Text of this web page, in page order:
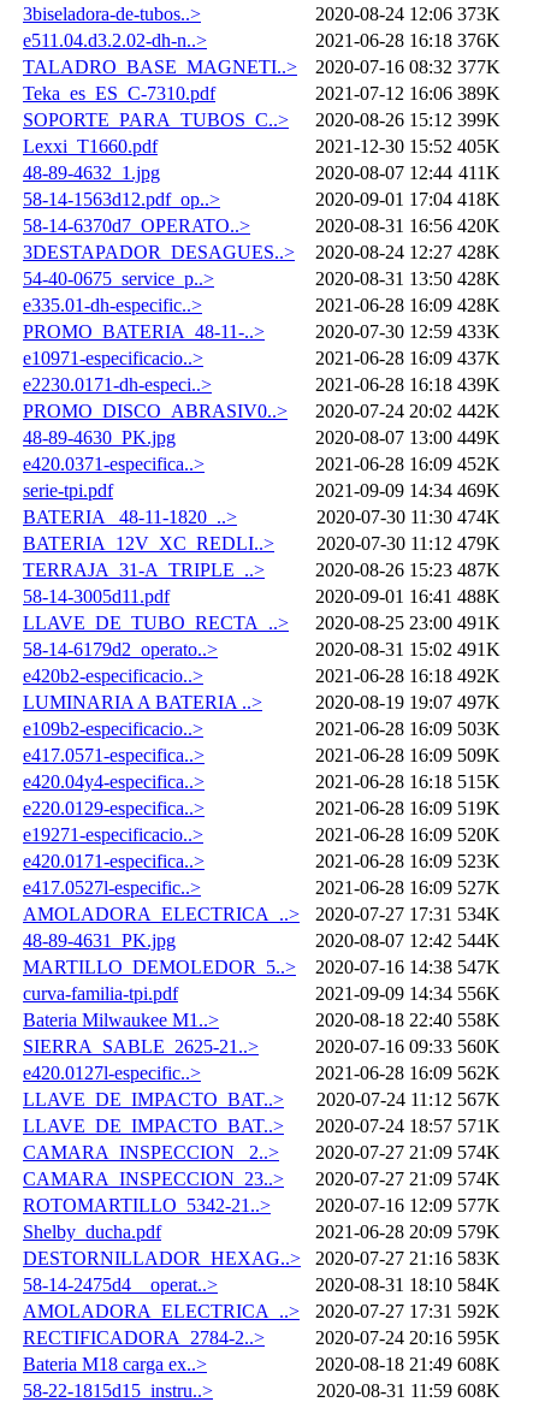
3biseladora-de-tubos..>
2020-08-24 12:06 373K
e511.04.d3.2.02-dh-n..>
2021-06-28 16:18 376K
TALADRO_BASE_MAGNETI..>
2020-07-16 08:32 377K
Teka_es_ES_C-7310.pdf
2021-07-12 16:06 389K
SOPORTE_PARA_TUBOS_C..>
2020-08-26 15:12 399K
Lexxi_T1660.pdf
2021-12-30 15:52 405K
48-89-4632_1.jpg
2020-08-07 12:44 411K
58-14-1563d12.pdf_op..>
2020-09-01 17:04 418K
58-14-6370d7_OPERATO..>
2020-08-31 16:56 420K
3DESTAPADOR_DESAGUES..>
2020-08-24 12:27 428K
54-40-0675_service_p..>
2020-08-31 13:50 428K
e335.01-dh-especific..>
2021-06-28 16:09 428K
PROMO_BATERIA_48-11-..>
2020-07-30 12:59 433K
e10971-especificacio..>
2021-06-28 16:09 437K
e2230.0171-dh-especi..>
2021-06-28 16:18 439K
PROMO_DISCO_ABRASIV0..>
2020-07-24 20:02 442K
48-89-4630_PK.jpg
2020-08-07 13:00 449K
e420.0371-especifica..>
2021-06-28 16:09 452K
serie-tpi.pdf
2021-09-09 14:34 469K
BATERIA _48-11-1820_..>
2020-07-30 11:30 474K
BATERIA_12V_XC_REDLI..>
2020-07-30 11:12 479K
TERRAJA_31-A_TRIPLE_..>
2020-08-26 15:23 487K
58-14-3005d11.pdf
2020-09-01 16:41 488K
LLAVE_DE_TUBO_RECTA_..>
2020-08-25 23:00 491K
58-14-6179d2_operato..>
2020-08-31 15:02 491K
e420b2-especificacio..>
2021-06-28 16:18 492K
LUMINARIA A BATERIA ..>
2020-08-19 19:07 497K
e109b2-especificacio..>
2021-06-28 16:09 503K
e417.0571-especifica..>
2021-06-28 16:09 509K
e420.04y4-especifica..>
2021-06-28 16:18 515K
e220.0129-especifica..>
2021-06-28 16:09 519K
e19271-especificacio..>
2021-06-28 16:09 520K
e420.0171-especifica..>
2021-06-28 16:09 523K
e417.0527l-especific..>
2021-06-28 16:09 527K
AMOLADORA_ELECTRICA_..>
2020-07-27 17:31 534K
48-89-4631_PK.jpg
2020-08-07 12:42 544K
MARTILLO_DEMOLEDOR_5..>
2020-07-16 14:38 547K
curva-familia-tpi.pdf
2021-09-09 14:34 556K
Bateria Milwaukee M1..>
2020-08-18 22:40 558K
SIERRA_SABLE_2625-21..>
2020-07-16 09:33 560K
e420.0127l-especific..>
2021-06-28 16:09 562K
LLAVE_DE_IMPACTO_BAT..>
2020-07-24 11:12 567K
LLAVE_DE_IMPACTO_BAT..>
2020-07-24 18:57 571K
CAMARA_INSPECCION_ 2..>
2020-07-27 21:09 574K
CAMARA_INSPECCION_23..>
2020-07-27 21:09 574K
ROTOMARTILLO_5342-21..>
2020-07-16 12:09 577K
Shelby_ducha.pdf
2021-06-28 20:09 579K
DESTORNILLADOR_HEXAG..>
2020-07-27 21:16 583K
58-14-2475d4__operat..>
2020-08-31 18:10 584K
AMOLADORA_ELECTRICA_..>
2020-07-27 17:31 592K
RECTIFICADORA_2784-2..>
2020-07-24 20:16 595K
Bateria M18 carga ex..>
2020-08-18 21:49 608K
58-22-1815d15_instru..>
2020-08-31 11:59 608K